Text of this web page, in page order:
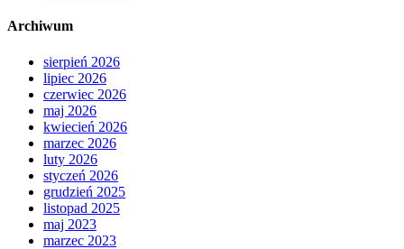
Archiwum
sierpień 2026
lipiec 2026
czerwiec 2026
maj 2026
kwiecień 2026
marzec 2026
luty 2026
styczeń 2026
grudzień 2025
listopad 2025
maj 2023
marzec 2023